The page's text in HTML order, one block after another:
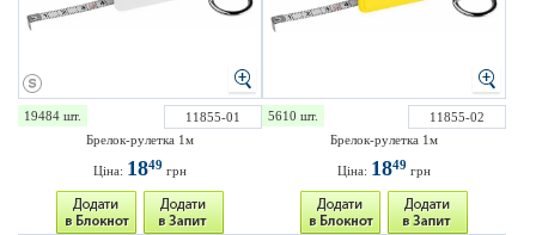
19484 шт.
11855-01
Брелок-рулетка 1м
Ціна: 1849 грн
5610 шт.
11855-02
Брелок-рулетка 1м
Ціна: 1849 грн